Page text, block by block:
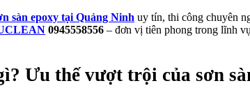
sàn epoxy tại Quảng Ninh uy tín, thi công chuyên
0945558556 – đơn vị tiên phong trong lĩnh
Ưu thế vượt trội của sơn